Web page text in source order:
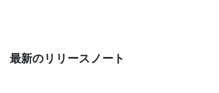
最新のリリースノート